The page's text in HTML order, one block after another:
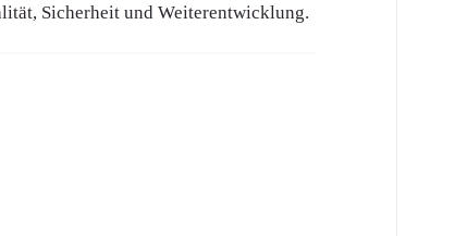
Sicherheit und Weiterentwicklung.